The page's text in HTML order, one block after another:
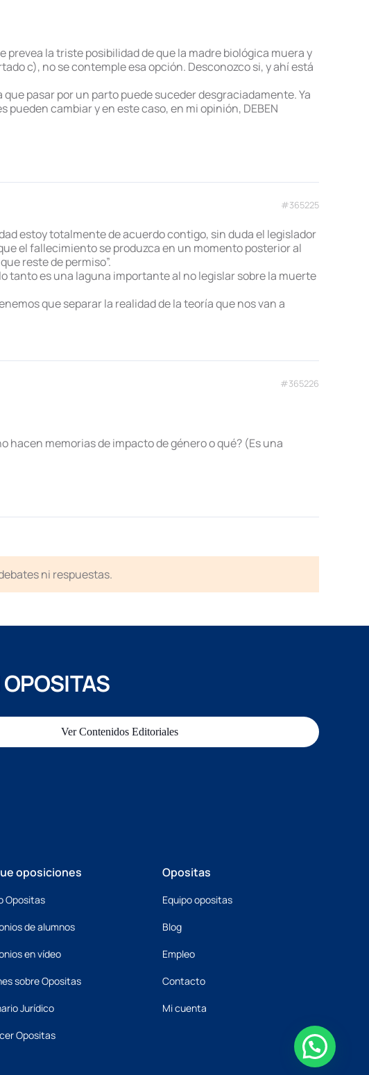
prevea la triste posibilidad de que la madre biológica muera y
c), no se contemple esa opción. Desconozco si, y ahí está
pasar por un parto puede suceder desgraciadamente. Ya
cambiar y en este caso, en mi opinión, DEBEN
#365225
estoy totalmente de acuerdo contigo, sin duda el legislador
el fallecimiento se produzca en un momento posterior al
reste de permiso”.
tanto es una laguna importante al no legislar sobre la muerte
que separar la realidad de la teoría que nos van a
#365226
hacen memorias de impacto de género o qué? (Es una
ni respuestas.
Ver Contenidos Editoriales
oposiciones
Opositas
de alumnos
en vídeo
sobre Opositas
Jurídico
Opositas
Opositas
Equipo opositas
Blog
Empleo
Contacto
Mi cuenta